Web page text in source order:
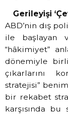
Gerileyişi
ABD’nin dış
ile başlayan
“hâkimiyet”
dönemiyle
çıkarlarını
stratejisi”
bir rekabet
karşısında